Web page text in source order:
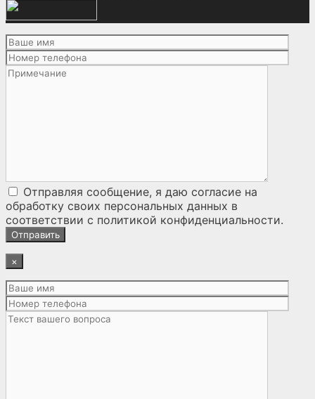
Отправляя сообщение, я даю согласие на
обработку своих персональных данных в
соответствии с политикой конфиденциальности.
×